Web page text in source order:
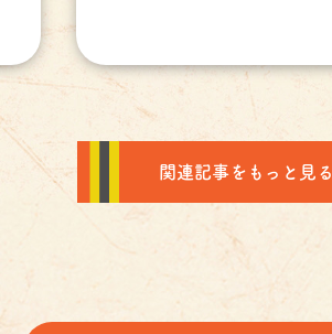
関連記事をもっと見る